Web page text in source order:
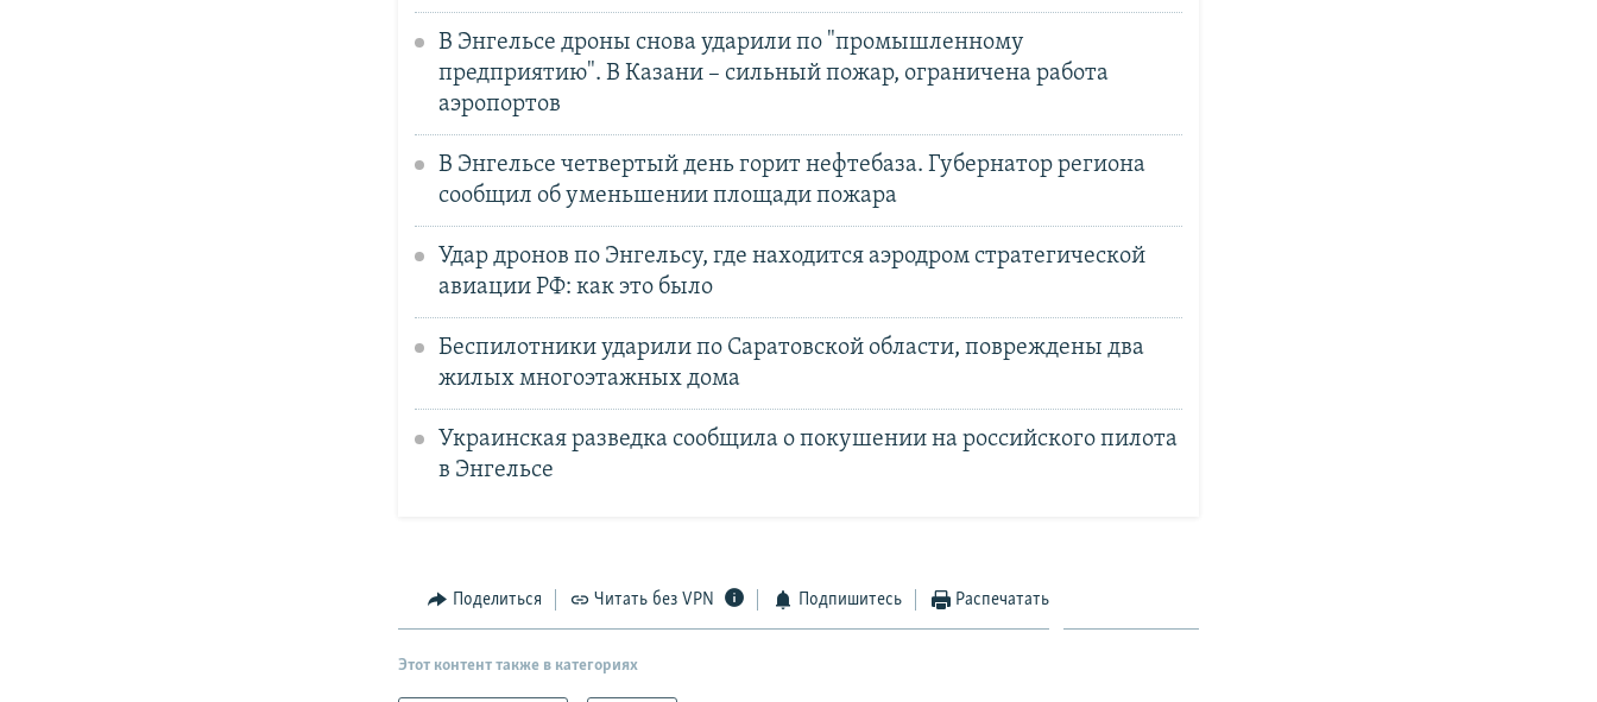
В Энгельсе дроны снова ударили по "промышленному
предприятию". В Казани – сильный пожар, ограничена работа
аэропортов
В Энгельсе четвертый день горит нефтебаза. Губернатор региона
сообщил об уменьшении площади пожара
Удар дронов по Энгельсу, где находится аэродром стратегической
авиации РФ: как это было
Беспилотники ударили по Саратовской области, повреждены два
жилых многоэтажных дома
Украинская разведка сообщила о покушении на российского пилота
в Энгельсе
Поделиться Читать без VPN Подпишитесь Распечатать
Этот контент также в категориях